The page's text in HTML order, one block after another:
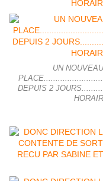
UN
DEPUIS 2